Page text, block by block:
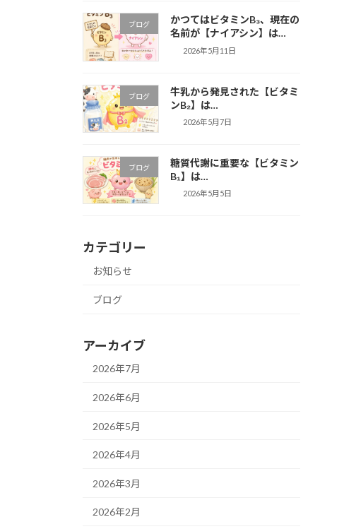
ブログ
かつてはビタミンB₃、現在の
名前が【ナイアシン】は…
2026年5月11日
ブログ
牛乳から発見された【ビタミ
ンB₂】は…
2026年5月7日
ブログ
糖質代謝に重要な【ビタミン
B₁】は…
2026年5月5日
カテゴリー
お知らせ
ブログ
アーカイブ
2026年7月
2026年6月
2026年5月
2026年4月
2026年3月
2026年2月